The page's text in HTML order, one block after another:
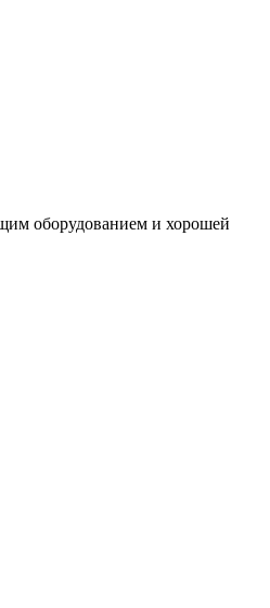
оборудованием и хорошей